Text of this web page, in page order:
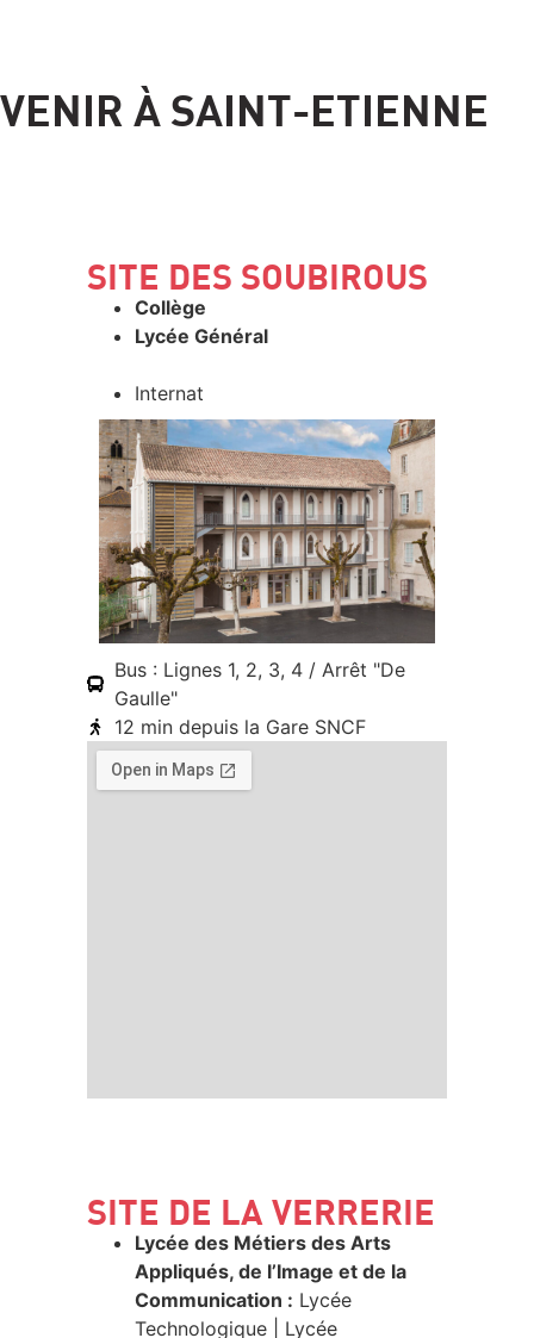
VENIR À SAINT-ETIENNE
SITE DES SOUBIROUS
Collège
Lycée Général
Internat
Bus : Lignes 1, 2, 3, 4 / Arrêt "De
Gaulle"
12 min depuis la Gare SNCF
SITE DE LA VERRERIE
Lycée des Métiers des Arts
Appliqués, de l’Image et de la
Communication : Lycée
Technologique | Lycée